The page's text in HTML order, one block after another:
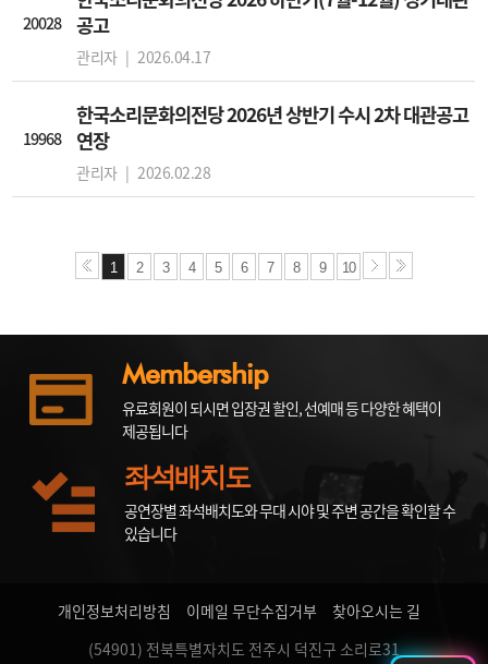
20028
공고
관리자 | 2026.04.17
19968
한국소리문화의전당 2026년 상반기 수시 2차 대관공고
연장
관리자 | 2026.02.28
1 2 3 4 5 6 7 8 9 10
Membership
유료회원이 되시면 입장권 할인, 선예매 등 다양한 혜택이
제공됩니다
좌석배치도
공연장별 좌석배치도와 무대 시야 및 주변 공간을 확인할 수
있습니다
개인정보처리방침 이메일 무단수집거부
찾아오시는 길
(54901) 전북특별자치도 전주시 덕진구 소리로31